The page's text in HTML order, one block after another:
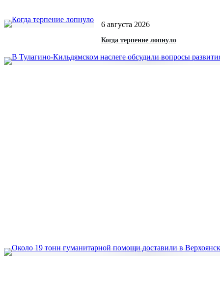
6 августа 2026
Когда терпение лопнуло